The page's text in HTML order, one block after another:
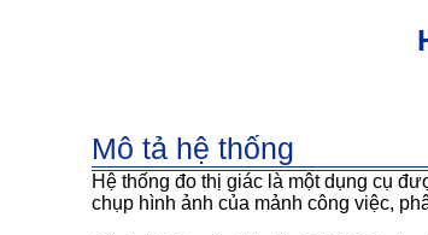
Mô tả hệ thống
Hệ thống đo thị giác là một dụng cụ
chụp hình ảnh của mảnh công việc,